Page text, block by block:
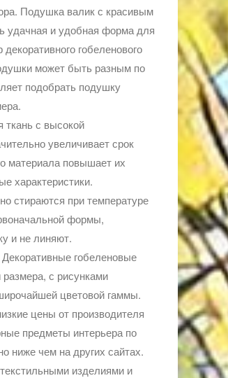
Подушка валик с красивым
удачная и удобная форма для
гобеленового
может быть разным по
подобрать подушку
ткань с высокой
увеличивает срок
материала повышает их
характеристики.
стираются при температуре
формы,
и не линяют.
гобеленовые
с рисунками
цветовой гаммы.
цены от производителя
предметы интерьера по
ниже чем на других сайтах.
изделиями и